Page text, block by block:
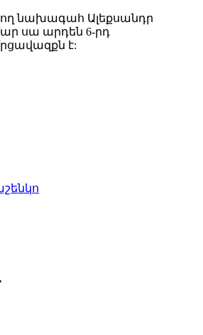
նախագահ Ալեքսանդր
սա արդեն 6-րդ
է: